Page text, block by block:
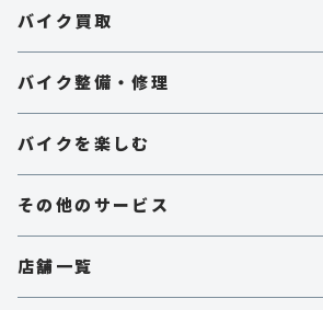
バイク買取
バイク整備・修理
バイクを楽しむ
その他のサービス
店舗一覧